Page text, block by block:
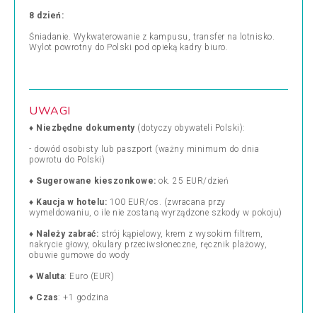
8 dzień:
Śniadanie. Wykwaterowanie z kampusu, transfer na lotnisko.
Wylot powrotny do Polski pod opieką kadry biuro.
UWAGI
♦ Niezbędne dokumenty(dotyczy obywateli Polski):
- dowód osobisty lub paszport (ważny minimum do dnia
powrotu do Polski)
♦ Sugerowane kieszonkowe: ok. 25 EUR/dzień
♦ Kaucja w hotelu: 100 EUR/os. (zwracana przy
wymeldowaniu, o ile nie zostaną wyrządzone szkody w pokoju)
♦ Należy zabrać: strój kąpielowy, krem z wysokim filtrem,
nakrycie głowy, okulary przeciwsłoneczne, ręcznik plażowy,
obuwie gumowe do wody
♦ Waluta: Euro (EUR)
♦ Czas: +1 godzina